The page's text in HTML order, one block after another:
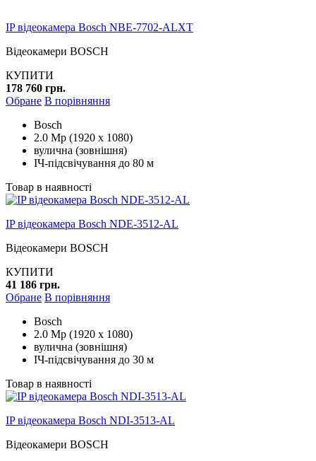
IP відеокамера Bosch NBE-7702-ALXT
Відеокамери BOSCH
КУПИТИ
178 760 грн.
Обране В порівняння
Bosch
2.0 Mp (1920 x 1080)
вулична (зовнішня)
ІЧ-підсвічування до 80 м
Товар в наявності
IP відеокамера Bosch NDE-3512-AL
Відеокамери BOSCH
КУПИТИ
41 186 грн.
Обране В порівняння
Bosch
2.0 Mp (1920 x 1080)
вулична (зовнішня)
ІЧ-підсвічування до 30 м
Товар в наявності
IP відеокамера Bosch NDI-3513-AL
Відеокамери BOSCH